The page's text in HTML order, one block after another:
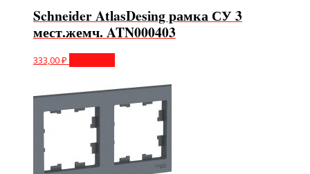
Schneider AtlasDesing рамка СУ 3
мест.жемч. ATN000403
333,00₽